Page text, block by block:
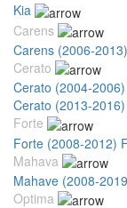
Kia
Carens
Carens (2006-2013)
Cerato
Cerato (2004-2006)
Cerato (2013-2016)
Forte
Forte (2008-2012)
Mahava
Mahave (2008-
Optima